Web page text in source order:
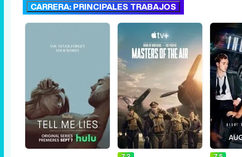
CARRERA: PRINCIPALES TRABAJOS